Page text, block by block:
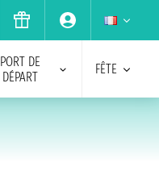
PORT DE
DÉPART
FÊTE